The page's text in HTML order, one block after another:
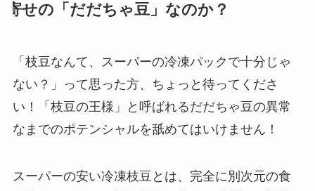
寄せの「だだちゃ豆」なのか？
「枝豆なんて、スーパーの冷凍パックで十分じゃ
ない？」って思った方、ちょっと待ってくださ
い！「枝豆の王様」と呼ばれるだだちゃ豆の異常
なまでのポテンシャルを舐めてはいけません！
スーパーの安い冷凍枝豆とは、完全に別次元の食